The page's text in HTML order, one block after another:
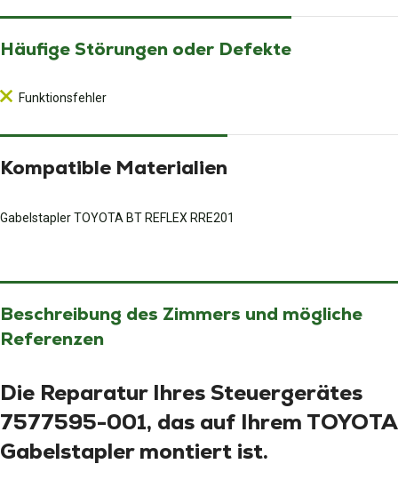
Häufige Störungen oder Defekte
Funktionsfehler
Kompatible Materialien
Gabelstapler TOYOTA BT REFLEX RRE201
Beschreibung des Zimmers und mögliche
Referenzen
Die Reparatur Ihres Steuergerätes
7577595-001, das auf Ihrem TOYOTA
Gabelstapler montiert ist.